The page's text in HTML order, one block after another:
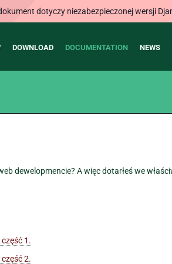
dotyczy niezabezpieczonej wersji
DOWNLOAD DOCUMENTATION NEWS
dewelopmencie? A więc dotarłeś we
1.
2.